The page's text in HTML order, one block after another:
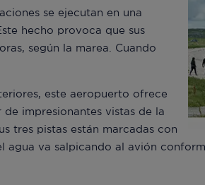
se ejecutan en una
hecho provoca que sus
según la marea. Cuando
este aeropuerto ofrece
impresionantes vistas de la
tres pistas están marcadas con
agua va salpicando al avión